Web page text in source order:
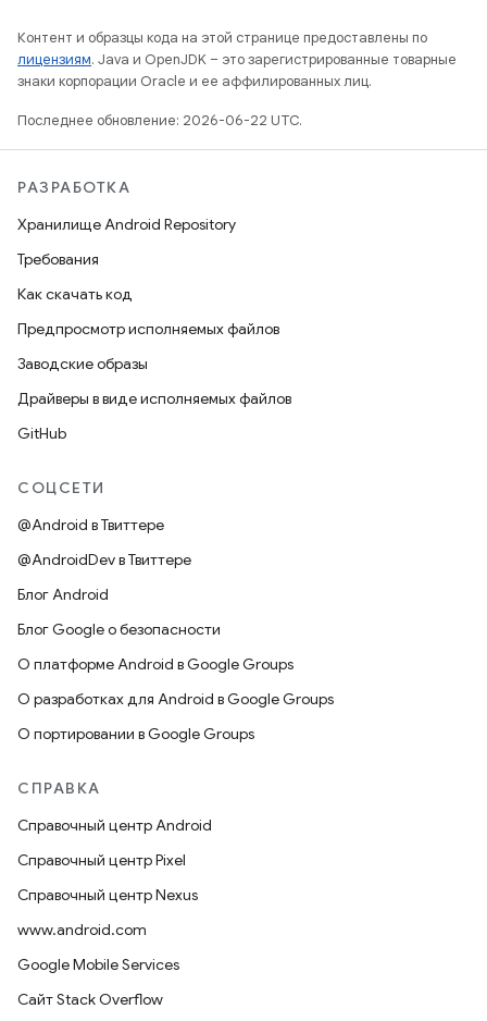
Контент и образцы кода на этой странице предоставлены по
лицензиям. Java и OpenJDK – это зарегистрированные товарные
знаки корпорации Oracle и ее аффилированных лиц.
Последнее обновление: 2026-06-22 UTC.
РАЗРАБОТКА
Хранилище Android Repository
Требования
Как скачать код
Предпросмотр исполняемых файлов
Заводские образы
Драйверы в виде исполняемых файлов
GitHub
СОЦСЕТИ
@Android в Твиттере
@AndroidDev в Твиттере
Блог Android
Блог Google о безопасности
О платформе Android в Google Groups
О разработках для Android в Google Groups
О портировании в Google Groups
СПРАВКА
Справочный центр Android
Справочный центр Pixel
Справочный центр Nexus
www.android.com
Google Mobile Services
Сайт Stack Overflow